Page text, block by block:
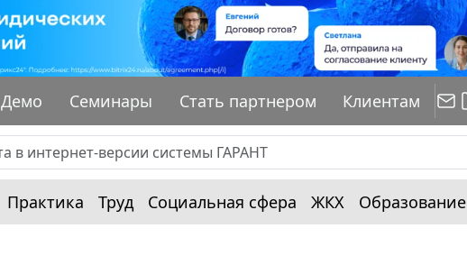
Демо Семинары Стать партнером Клиентам
Практика Труд Социальная сфера ЖКХ Образование